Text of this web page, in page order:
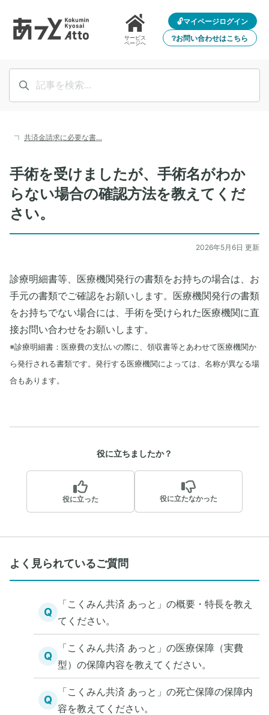
サービス
ページへ
🔓マイページログイン
❔お問い合わせはこちら
共済金請求に必要な書…
手術を受けましたが、手術名がわか
らない場合の確認方法を教えてくだ
さい。
2026年5月6日 更新
診療明細書等、医療機関発行の書類をお持ちの場合は、お
手元の書類でご確認をお願いします。医療機関発行の書類
をお持ちでない場合には、手術を受けられた医療機関に直
接お問い合わせをお願いします。
※診療明細書：医療費の支払いの際に、領収書等とあわせて医療機関か
ら発行される書類です。発行する医療機関によっては、名称が異なる場
合もあります。
役に立ちましたか？
役に立った 役に立たなかった
よく見られているご質問
Q
「こくみん共済 あっと」の概要・特長を教え
てください。
Q
「こくみん共済 あっと」の医療保障（実費
型）の保障内容を教えてください。
Q
「こくみん共済 あっと」の死亡保障の保障内
容を教えてください。